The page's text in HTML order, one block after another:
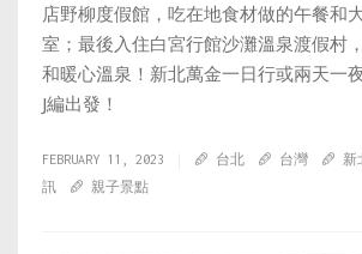
店野柳度假館，吃在地食材做的午餐和
室；最後入住白宮行館沙灘溫泉渡假村
和暖心溫泉！新北萬金一日行或兩天一
J編出發！
FEBRUARY 11, 2023 台北 台灣 新
訊
親子景點